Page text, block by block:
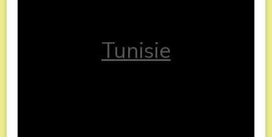
Tunisie